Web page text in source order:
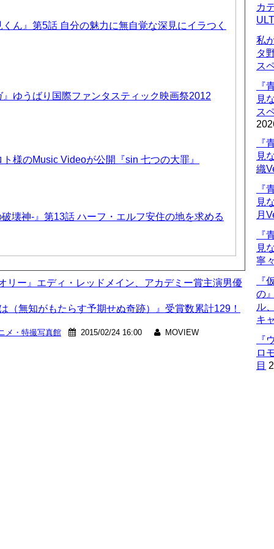
ん』第5話 自分の魅力に無自覚な深見にイラつく
ゆうばり国際ファンタスティック映画祭2012
様のMusic Videoが公開『sin 七つの大罪』
壊神-』第13話 ハーフ・エルフ安住の地を求める
リー』エディ・レッドメイン、アカデミー賞主演男優
（無知がもたらす予期せぬ奇跡）』受賞数累計129！
メ・特撮写真館 2015/02/24 16:00 MOVIEW
カ
私
タ
ス
『
見
ス
『
見
織
『
見
月
『
見
寧
『
の
ル
キ
『
ロ
目